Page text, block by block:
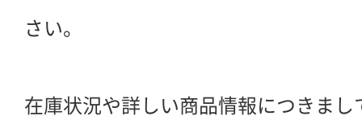
さい。
在庫状況や詳しい商品情報につきま